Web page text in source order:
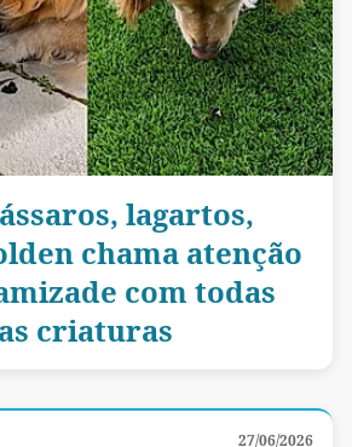
lagartos,
chama atenção
com todas
criaturas
27/06/2026